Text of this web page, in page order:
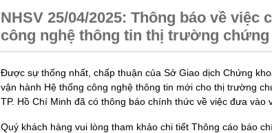
NHSV 25/04/2025: Thông báo về
công nghệ thông tin thị trường chứng
Được sự thống nhất, chấp thuận của Sở Giao dịch Chứng
vận hành Hệ thống công nghệ thông tin mới cho thị trường
TP. Hồ Chí Minh đã có thông báo chính thức về việc đưa
Quý khách hàng vui lòng tham khảo chi tiết Thông cáo báo